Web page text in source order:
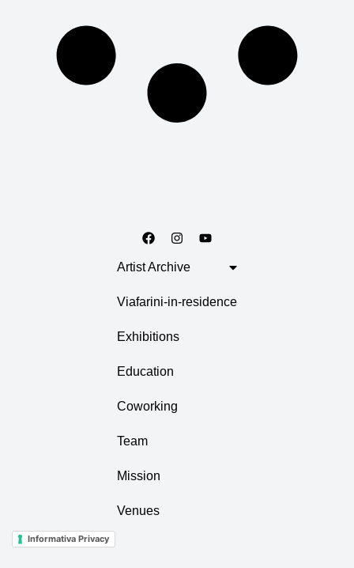
Artist Archive
Viafarini-in-residence
Exhibitions
Education
Coworking
Team
Mission
Venues
Informativa Privacy